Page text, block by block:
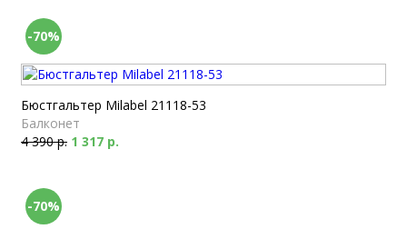
-70%
Бюстгальтер Milabel 21118-53
Балконет
4 390 р. 1 317 р.
-70%